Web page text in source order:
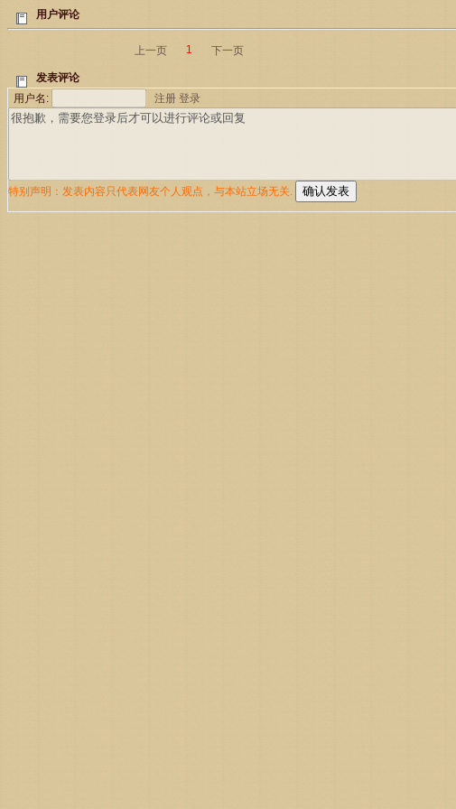
用户评论
上一页 1 下一页
发表评论
用户名:
注册 登录
特别声明：发表内容只代表网友个人观点，与本站立场无关.